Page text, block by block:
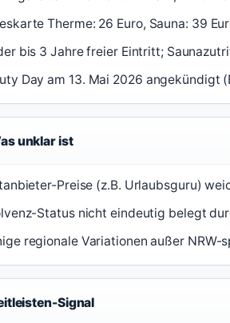
Therme: 26 Euro, Sauna: 39
bis 3 Jahre freier Eintritt;
Day am 13. Mai 2026 angekündigt
unklar ist
Preise (z.B. Urlaubsguru)
Status nicht eindeutig belegt
regionale Variationen außer
Signal